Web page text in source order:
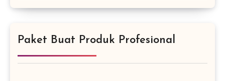
Paket Buat Produk Profesional